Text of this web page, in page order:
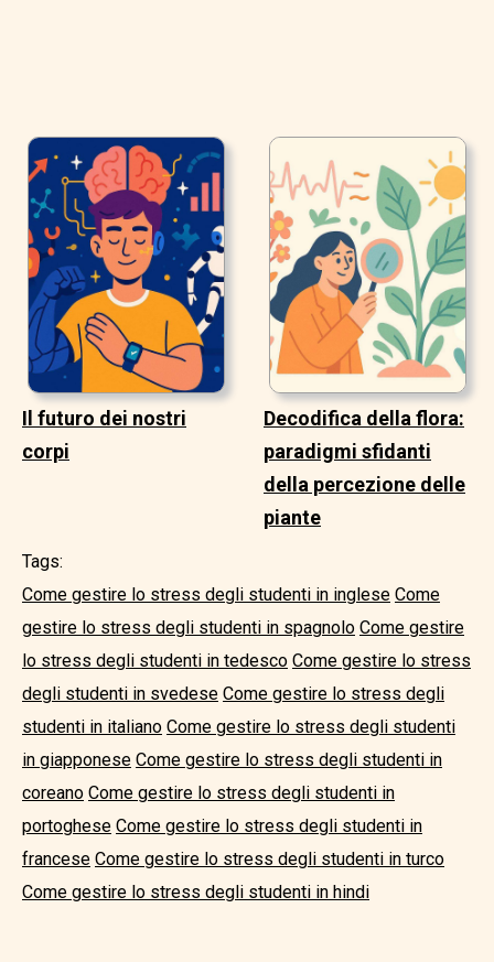
Il futuro dei nostri
corpi
Decodifica della flora:
paradigmi sfidanti
della percezione delle
piante
Tags:
Come gestire lo stress degli studenti in inglese Come
gestire lo stress degli studenti in spagnolo Come gestire
lo stress degli studenti in tedesco Come gestire lo stress
degli studenti in svedese Come gestire lo stress degli
studenti in italiano Come gestire lo stress degli studenti
in giapponese Come gestire lo stress degli studenti in
coreano Come gestire lo stress degli studenti in
portoghese Come gestire lo stress degli studenti in
francese Come gestire lo stress degli studenti in turco
Come gestire lo stress degli studenti in hindi